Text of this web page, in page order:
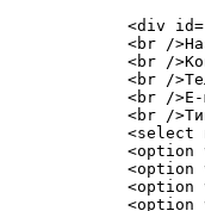
<div
<br /
<br /
<br /
<br />E-
<br /
<select
<option
<option
<option
<option